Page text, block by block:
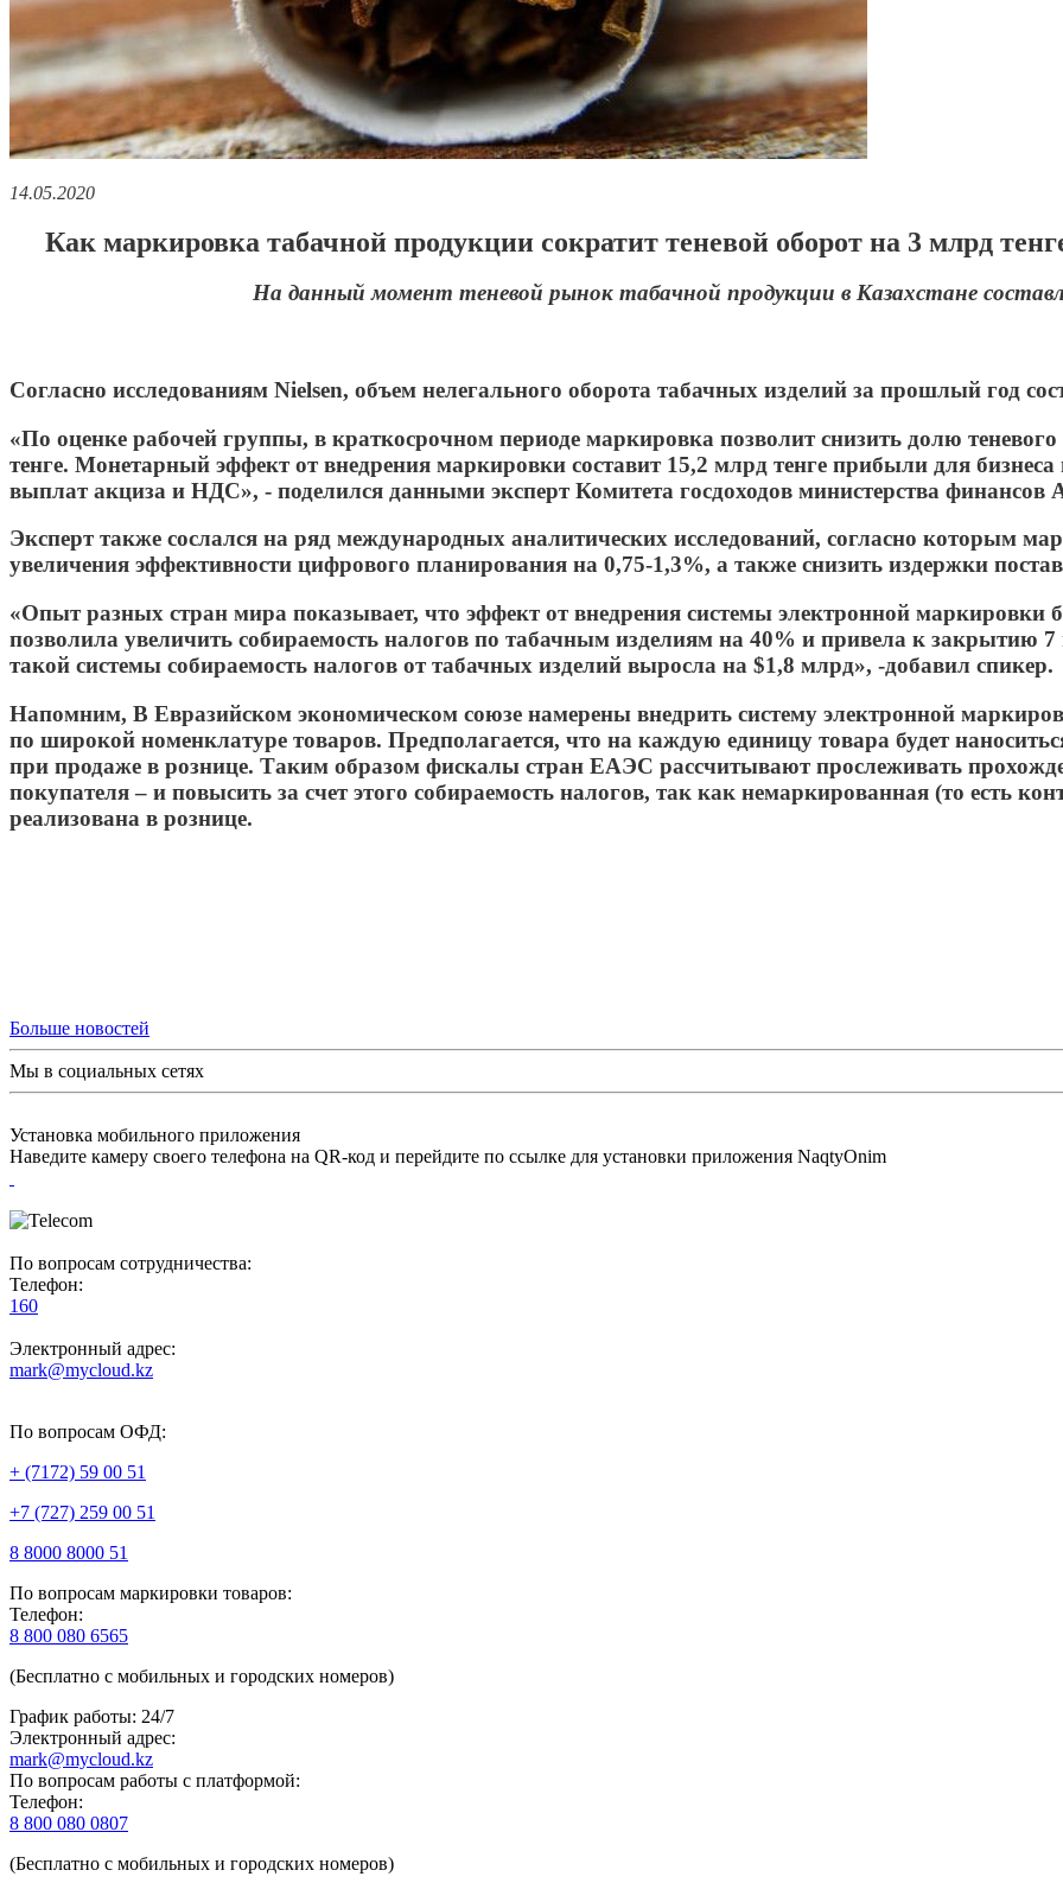
14.05.2020
Как маркировка табачной продукции сократит теневой оборот на 3 млрд
На данный момент теневой рынок табачной продукции в Казахстане
Согласно исследованиям Nielsen, объем нелегального оборота табачных изделий за прошлый год
«По оценке рабочей группы, в краткосрочном периоде маркировка позволит снизить долю
тенге. Монетарный эффект от внедрения маркировки составит 15,2 млрд тенге прибыли для
выплат акциза и НДС», - поделился данными эксперт Комитета госдоходов министерства финансов
Эксперт также сослался на ряд международных аналитических исследований, согласно которым
увеличения эффективности цифрового планирования на 0,75-1,3%, а также снизить издержки
«Опыт разных стран мира показывает, что эффект от внедрения системы электронной маркировки
позволила увеличить собираемость налогов по табачным изделиям на 40% и привела к закрытию 7
такой системы собираемость налогов от табачных изделий выросла на $1,8 млрд», -добавил спикер.
Напомним, В Евразийском экономическом союзе намерены внедрить систему электронной
по широкой номенклатуре товаров. Предполагается, что на каждую единицу товара будет
при продаже в рознице. Таким образом фискалы стран ЕАЭС рассчитывают прослеживать
покупателя – и повысить за счет этого собираемость налогов, так как немаркированная (то есть
реализована в рознице.
Больше новостей
Мы в социальных сетях
Установка мобильного приложения
Наведите камеру своего телефона на QR-код и перейдите по ссылке для установки приложения NaqtyOnim
По вопросам сотрудничества:
Телефон:
160
Электронный адрес:
mark@mycloud.kz
По вопросам ОФД:
+ (7172) 59 00 51
+7 (727) 259 00 51
8 8000 8000 51
По вопросам маркировки товаров:
Телефон:
8 800 080 6565
(Бесплатно с мобильных и городских номеров)
График работы: 24/7
Электронный адрес:
mark@mycloud.kz
По вопросам работы с платформой:
Телефон:
8 800 080 0807
(Бесплатно с мобильных и городских номеров)